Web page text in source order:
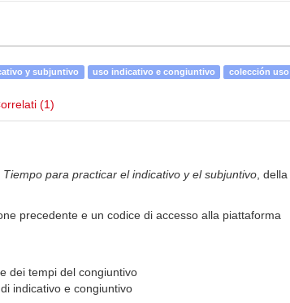
y subjuntivo uso indicativo e congiuntivo colección uso
(1)
Tiempo para practicar el indicativo y el subjuntivo, della
precedente e un codice di accesso alla piattaforma
dei tempi del congiuntivo
indicativo e congiuntivo